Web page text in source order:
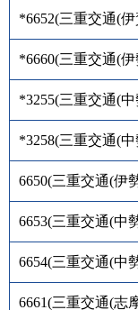
*6652(三重交通(
*6660(三重交通(
*3255(三重交通(
*3258(三重交通(
6650(三重交通(伊
6653(三重交通(中
6654(三重交通(中
6661(三重交通(志